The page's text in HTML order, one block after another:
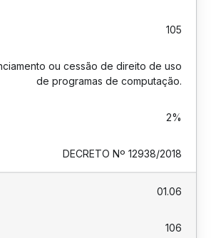
105
ou cessão de direito de uso
de programas de computação.
2%
DECRETO Nº 12938/2018
01.06
106